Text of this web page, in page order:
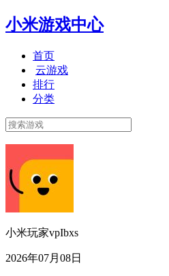
小米游戏中心
首页
云游戏
排行
分类
小米玩家vpIbxs
2026年07月08日